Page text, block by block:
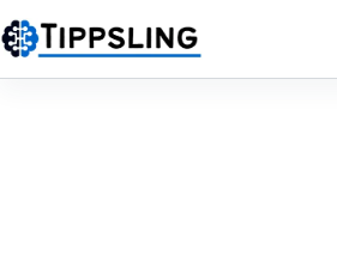
Inhalt
springen